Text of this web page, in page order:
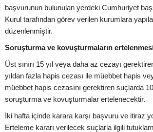
başvurunun bulunulan yerdeki Cumhuriyet
Kurul tarafından görev verilen kurumlara
düzenlenmiştir.
Soruşturma ve kovuşturmaların
Üst sınırı 15 yıl veya daha az cezayı
yıldan fazla hapis cezası ile müebbet hapis
müebbet hapis cezasını gerektiren suçlarda
soruşturma ve kovuşturmalar ertelenecektir.
İki hafta içinde karara karşı başvuru ve itiraz
Erteleme kararı verilecek suçlarla ilgili